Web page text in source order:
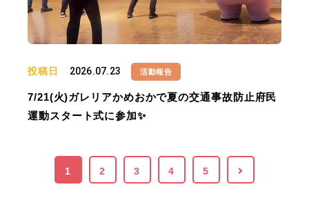
投稿日 2026.07.23 活動報告
7/21(火)ガレリアかめおかで夏の交通事故防止府民
運動スタート式に参加✨
1 2 3 4 5